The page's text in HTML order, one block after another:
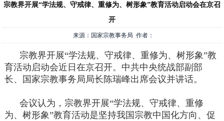
宗教界开展“学法规、守戒律、重修为、树形象”教育活动启动会在京召
开
来源：国家宗教事务局 作者：
宗教界开展“学法规、守戒律、重修为、树形象”教
育活动启动会近日在京召开。中共中央统战部副部
长、国家宗教事务局局长陈瑞峰出席会议并讲话。
会议认为，宗教界开展“学法规、守戒律、重修
为、树形象”教育活动是坚持我国宗教中国化方向、促